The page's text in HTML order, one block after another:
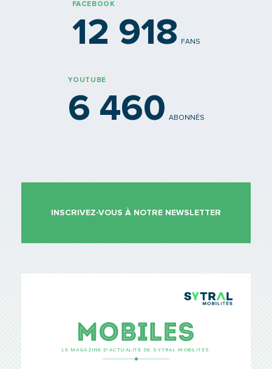
FACEBOOK
12 918 FANS
YOUTUBE
6 460 ABONNÉS
INSCRIVEZ-VOUS À NOTRE NEWSLETTER
LE MAGAZINE D’ACTUALITÉ DE SYTRAL MOBILITÉS